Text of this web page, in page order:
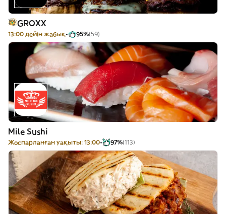
GROXX
13:00 дейін жабық 95%(59)
Mile Sushi
Жоспарланған уақыты: 13:00 97%(113)